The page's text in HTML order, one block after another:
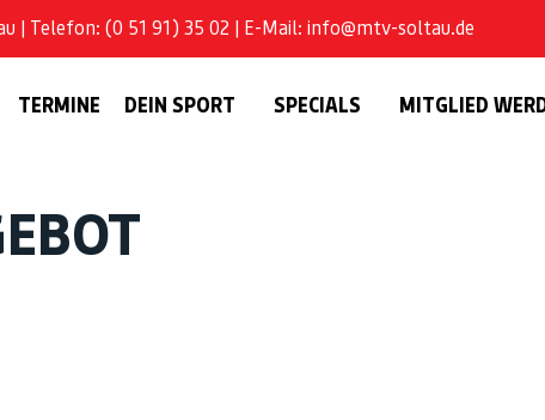
| Telefon: (0 51 91) 35 02 | E-Mail: info@mtv-soltau.de
TERMINE DEIN SPORT SPECIALS
MITGLIED